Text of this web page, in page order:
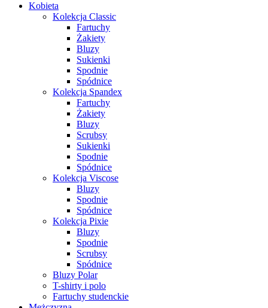
Kobieta
Kolekcja Classic
Fartuchy
Żakiety
Bluzy
Sukienki
Spodnie
Spódnice
Kolekcja Spandex
Fartuchy
Żakiety
Bluzy
Scrubsy
Sukienki
Spodnie
Spódnice
Kolekcja Viscose
Bluzy
Spodnie
Spódnice
Kolekcja Pixie
Bluzy
Spodnie
Scrubsy
Spódnice
Bluzy Polar
T-shirty i polo
Fartuchy studenckie